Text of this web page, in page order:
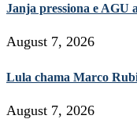
Janja pressiona e AGU
August 7, 2026
Lula chama Marco
August 7, 2026